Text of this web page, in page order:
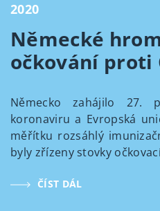
2020
Německé
očkování proti
Německo zahájilo 27.
koronaviru a Evropská
měřítku rozsáhlý
byly zřízeny stovky
ČÍST DÁL